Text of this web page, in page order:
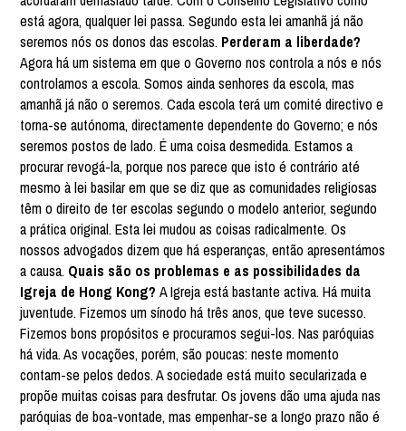
está agora, qualquer lei passa. Segundo esta lei amanhã já não
seremos nós os donos das escolas. Perderam a liberdade?
Agora há um sistema em que o Governo nos controla a nós e nós
controlamos a escola. Somos ainda senhores da escola, mas
amanhã já não o seremos. Cada escola terá um comité directivo e
torna-se autónoma, directamente dependente do Governo; e nós
seremos postos de lado. É uma coisa desmedida. Estamos a
procurar revogá-la, porque nos parece que isto é contrário até
mesmo à lei basilar em que se diz que as comunidades religiosas
têm o direito de ter escolas segundo o modelo anterior, segundo
a prática original. Esta lei mudou as coisas radicalmente. Os
nossos advogados dizem que há esperanças, então apresentámos
a causa. Quais são os problemas e as possibilidades da
Igreja de Hong Kong?A Igreja está bastante activa. Há muita
juventude. Fizemos um sínodo há três anos, que teve sucesso.
Fizemos bons propósitos e procuramos segui-los. Nas paróquias
há vida. As vocações, porém, são poucas: neste momento
contam-se pelos dedos. A sociedade está muito secularizada e
propõe muitas coisas para desfrutar. Os jovens dão uma ajuda nas
paróquias de boa-vontade, mas empenhar-se a longo prazo não é